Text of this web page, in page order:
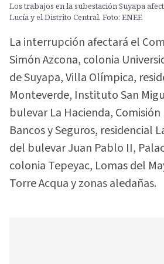
Los trabajos en la subestación Suyapa
Lucía y el Distrito Central. Foto: ENEE
La interrupción afectará el
Simón Azcona, colonia
de Suyapa, Villa Olímpica,
Monteverde, Instituto San
bulevar La Hacienda,
Bancos y Seguros, residencial
del bulevar Juan Pablo II,
colonia Tepeyac, Lomas del
Torre Acqua y zonas aledañas.